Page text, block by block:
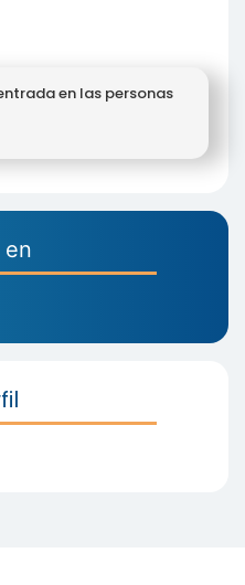
en las personas
en